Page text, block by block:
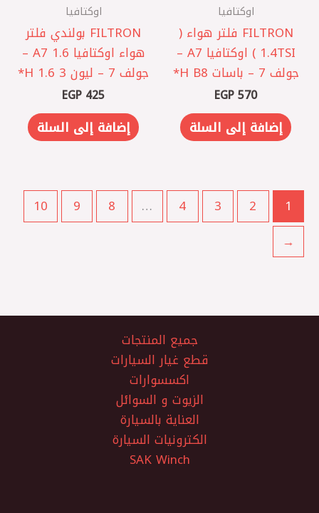
اوكتافيا
FILTRON فلتر هواء (
1.4TSI ) اوكتافيا A7 –
جولف 7 – باسات B8 ‏H*
EGP570
إضافة إلى السلة
اوكتافيا
‏FILTRON بولندي فلتر
هواء اوكتافيا A7 1.6 –
جولف 7 – ليون 3 1.6 ‏H*
EGP 425
إضافة إلى السلة
1
2
3
4
…
8
9
10
←
جميع المنتجات
قطع غيار السيارات
اكسسوارات
الزيوت و السوائل
العناية بالسيارة
الكترونيات السيارة
SAK Winch